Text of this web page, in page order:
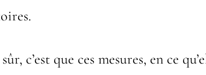
c’est que ces mesures, en ce